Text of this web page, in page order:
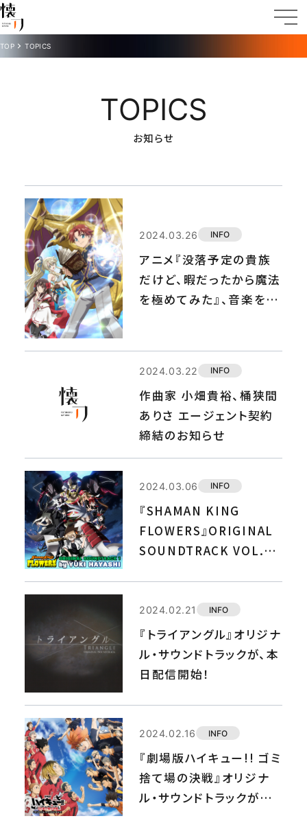
TOP TOPICS
TOPICS
お知らせ
2024.03.26 INFO
アニメ『没落予定の貴族
だけど、暇だったから魔法
を極めてみた』、音楽を桶
2024.03.22 INFO
作曲家 小畑貴裕、桶狭間
ありさ エージェント契約
締結のお知らせ
2024.03.06 INFO
『SHAMAN KING
FLOWERS』ORIGINAL
SOUNDTRACK VOL.1
2024.02.21 INFO
『トライアングル』オリジナ
ル・サウンドトラックが、本
日配信開始！
2024.02.16 INFO
『劇場版ハイキュー!! ゴミ
捨て場の決戦』オリジナ
ル・サウンドトラックが本